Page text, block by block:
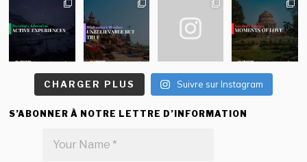
CHARGER PLUS Suivre sur Instagram
S’ABONNER À NOTRE LETTRE D’INFORMATION